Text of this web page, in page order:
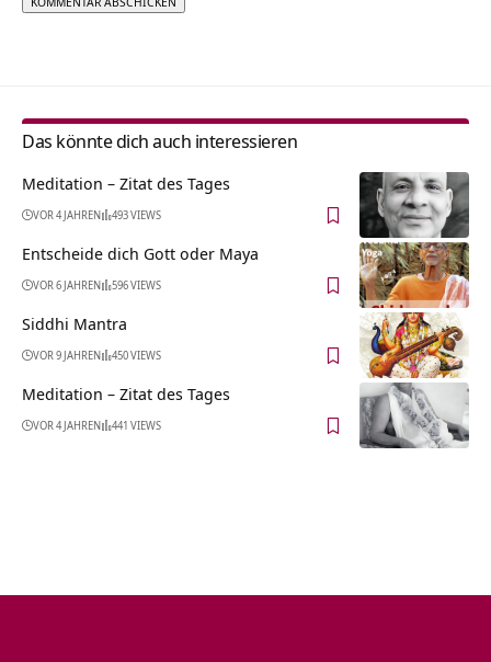
Das könnte dich auch interessieren
Meditation – Zitat des Tages
VOR 4 JAHREN 493 VIEWS
Entscheide dich Gott oder Maya
VOR 6 JAHREN 596 VIEWS
Siddhi Mantra
VOR 9 JAHREN 450 VIEWS
Meditation – Zitat des Tages
VOR 4 JAHREN 441 VIEWS